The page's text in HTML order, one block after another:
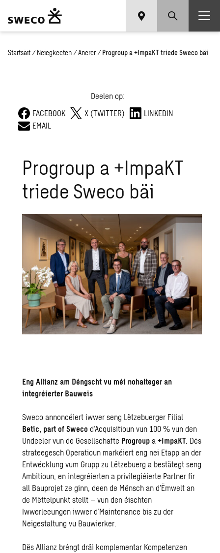
Startsäit / Neiegkeeten / Anerer / Progroup a +ImpaKT triede Sweco bäi
Deelen op:
FACEBOOK
X (TWITTER)
LINKEDIN
EMAIL
Progroup a +ImpaKT
triede Sweco bäi
Eng Allianz am Déngscht vu méi nohalteger an
integréierter Bauweis
Sweco annoncéiert iwwer seng Lëtzebuerger Filial
Betic, part of Sweco d’Acquisitioun vun 100 % vun den
Undeeler vun de Gesellschafte Progroup a+ImpaKT . Dës
strateegesch Operatioun markéiert eng nei Etapp an der
Entwécklung vum Grupp zu Lëtzebuerg a bestätegt seng
Ambitioun, en integréierten a privilegiéierte Partner fir
all Bauprojet ze ginn, deen de Mënsch an d’Ëmwelt an
de Mëttelpunkt stellt – vun den éischten
Iwwerleeungen iwwer d’Maintenance bis zu der
Neigestaltung vu Bauwierker.
Dës Allianz bréngt dräi komplementar Kompetenzen